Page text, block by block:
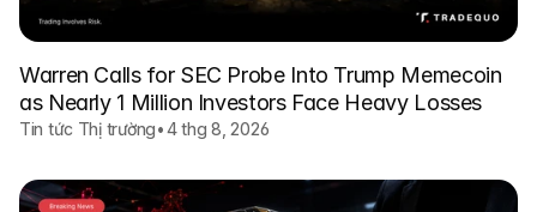
Warren Calls for SEC Probe Into Trump Memecoin
as Nearly 1 Million Investors Face Heavy Losses
Tin tức Thị trường•4 thg 8, 2026